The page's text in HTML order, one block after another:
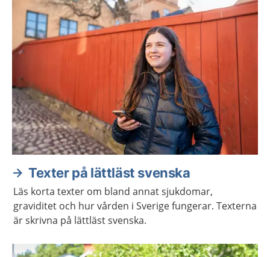
Aktuella artiklar
Texter på lättläst svenska
Läs korta texter om bland annat sjukdomar,
graviditet och hur vården i Sverige fungerar. Texterna
är skrivna på lättläst svenska.